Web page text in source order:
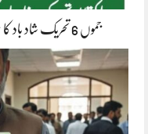
جموں 6 تحریک شاد باد کا عبدالخطیب چودھری کی حمایت کا اعلان